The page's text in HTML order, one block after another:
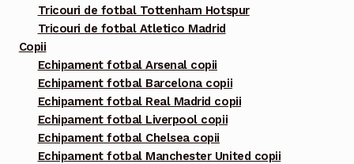
Tricouri de fotbal Tottenham Hotspur
Tricouri de fotbal Atletico Madrid
Copii
Echipament fotbal Arsenal copii
Echipament fotbal Barcelona copii
Echipament fotbal Real Madrid copii
Echipament fotbal Liverpool copii
Echipament fotbal Chelsea copii
Echipament fotbal Manchester United copii